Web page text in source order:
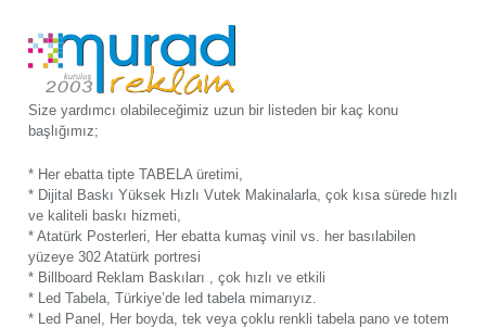
Size yardımcı olabileceğimiz uzun bir listeden bir kaç konu
başlığımız;
* Her ebatta tipte TABELA üretimi,
* Dijital Baskı Yüksek Hızlı Vutek Makinalarla, çok kısa sürede hızlı
ve kaliteli baskı hizmeti,
* Atatürk Posterleri, Her ebatta kumaş vinil vs. her basılabilen
yüzeye 302 Atatürk portresi
* Billboard Reklam Baskıları , çok hızlı ve etkili
* Led Tabela, Türkiye’de led tabela mimarıyız.
* Led Panel, Her boyda, tek veya çoklu renkli tabela pano ve totem